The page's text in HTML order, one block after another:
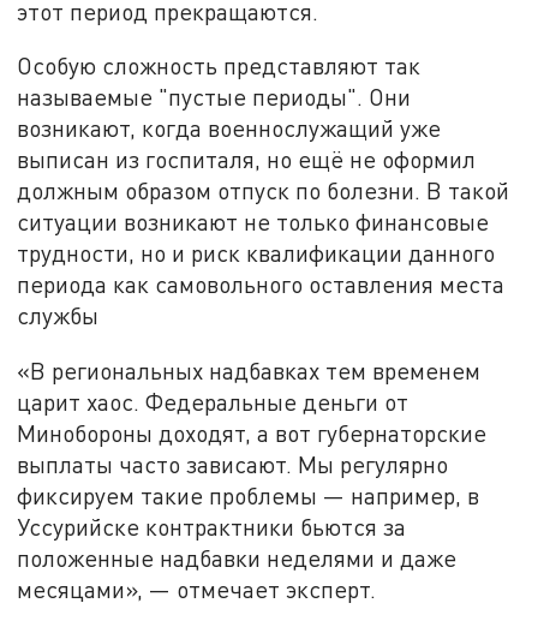
этот период прекращаются.
Особую сложность представляют так
называемые "пустые периоды". Они
возникают, когда военнослужащий уже
выписан из госпиталя, но ещё не оформил
должным образом отпуск по болезни. В такой
ситуации возникают не только финансовые
трудности, но и риск квалификации данного
периода как самовольного оставления места
службы
«В региональных надбавках тем временем
царит хаос. Федеральные деньги от
Минобороны доходят, а вот губернаторские
выплаты часто зависают. Мы регулярно
фиксируем такие проблемы — например, в
Уссурийске контрактники бьются за
положенные надбавки неделями и даже
месяцами», — отмечает эксперт.